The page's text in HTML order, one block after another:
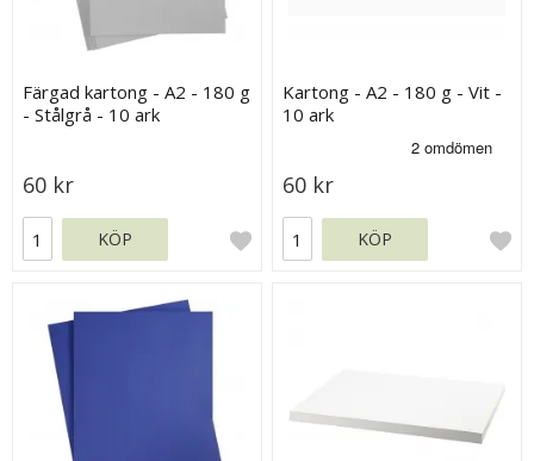
Färgad kartong - A2 - 180 g
- Stålgrå - 10 ark
60 kr
KÖP
Kartong - A2 - 180 g - Vit -
10 ark
60 kr
KÖP